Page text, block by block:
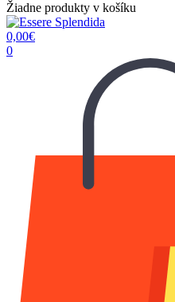
Žiadne produkty v košíku
0,00€
0